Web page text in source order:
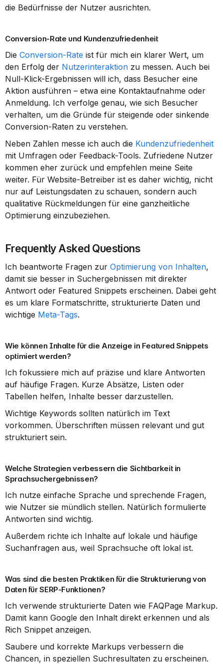
die Bedürfnisse der Nutzer ausrichten.
Conversion-Rate und Kundenzufriedenheit
Die Conversion-Rate ist für mich ein klarer Wert, um
den Erfolg der Nutzerinteraktion zu messen. Auch bei
Null-Klick-Ergebnissen will ich, dass Besucher eine
Aktion ausführen – etwa eine Kontaktaufnahme oder
Anmeldung. Ich verfolge genau, wie sich Besucher
verhalten, um die Gründe für steigende oder sinkende
Conversion-Raten zu verstehen.
Neben Zahlen messe ich auch die Kundenzufriedenheit
mit Umfragen oder Feedback-Tools. Zufriedene Nutzer
kommen eher zurück und empfehlen meine Seite
weiter. Für Website-Betreiber ist es daher wichtig, nicht
nur auf Leistungsdaten zu schauen, sondern auch
qualitative Rückmeldungen für eine ganzheitliche
Optimierung einzubeziehen.
Frequently Asked Questions
Ich beantworte Fragen zur Optimierung von Inhalten,
damit sie besser in Suchergebnissen mit direkter
Antwort oder Featured Snippets erscheinen. Dabei geht
es um klare Formatschritte, strukturierte Daten und
wichtige Meta-Tags.
Wie können Inhalte für die Anzeige in Featured Snippets
optimiert werden?
Ich fokussiere mich auf präzise und klare Antworten
auf häufige Fragen. Kurze Absätze, Listen oder
Tabellen helfen, Inhalte besser darzustellen.
Wichtige Keywords sollten natürlich im Text
vorkommen. Überschriften müssen relevant und gut
strukturiert sein.
Welche Strategien verbessern die Sichtbarkeit in
Sprachsuchergebnissen?
Ich nutze einfache Sprache und sprechende Fragen,
wie Nutzer sie mündlich stellen. Natürlich formulierte
Antworten sind wichtig.
Außerdem richte ich Inhalte auf lokale und häufige
Suchanfragen aus, weil Sprachsuche oft lokal ist.
Was sind die besten Praktiken für die Strukturierung von
Daten für SERP-Funktionen?
Ich verwende strukturierte Daten wie FAQPage Markup.
Damit kann Google den Inhalt direkt erkennen und als
Rich Snippet anzeigen.
Saubere und korrekte Markups verbessern die
Chancen, in speziellen Suchresultaten zu erscheinen.